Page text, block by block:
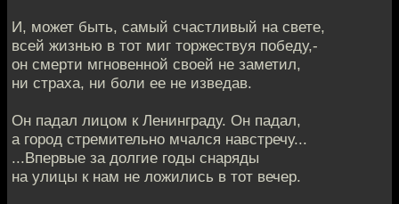
И, может быть, самый счастливый на свете,
всей жизнью в тот миг торжествуя победу,-
он смерти мгновенной своей не заметил,
ни страха, ни боли ее не изведав.
Он падал лицом к Ленинграду. Он падал,
а город стремительно мчался навстречу...
...Впервые за долгие годы снаряды
на улицы к нам не ложились в тот вечер.